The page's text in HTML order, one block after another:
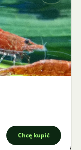
Chcę kupić